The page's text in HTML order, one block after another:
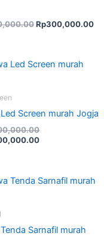
Rp300,000.00
Screen murah Jogja
Original
Current
Sarnafil murah
Original